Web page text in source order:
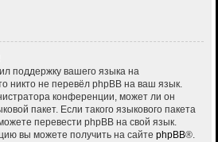
поддержку вашего языка на
никто не перевёл phpBB на ваш язык.
конференции, может ли он
пакет. Если такого языкового пакета
перевести phpBB на свой язык.
вы можете получить на сайте phpBB®.